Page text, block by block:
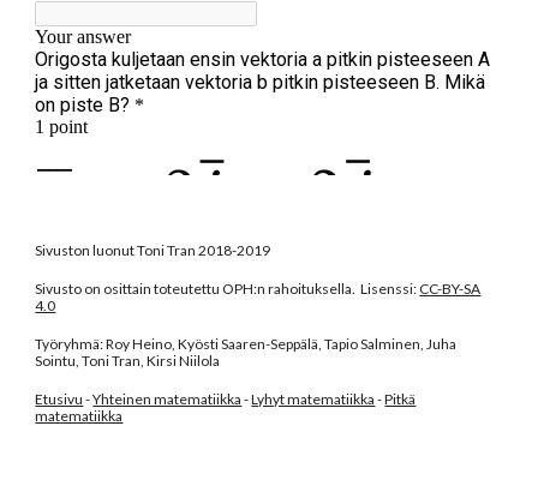
Sivuston luonut Toni Tran 2018-2019
Sivusto on osittain toteutettu OPH:n rahoituksella. Lisenssi: CC-BY-SA
4.0
Työryhmä: Roy Heino, Kyösti Saaren-Seppälä, Tapio Salminen, Juha
Sointu, Toni Tran, Kirsi Niilola
Etusivu -Yhteinen matematiikka -Lyhyt matematiikka -Pitkä
matematiikka